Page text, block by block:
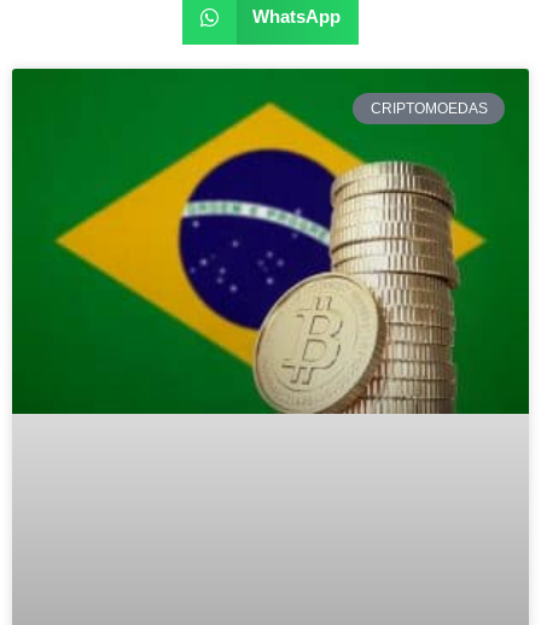
WhatsApp
CRIPTOMOEDAS